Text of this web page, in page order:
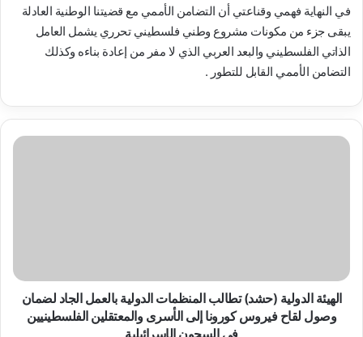
في النهاية فهمي وقناعتي أن التضامن الأممي مع قضيتنا الوطنية العادلة
يبقى جزء من مكونات مشروع وطني فلسطيني تحرري يشمل العامل
الذاتي الفلسطيني والبعد العربي الذي لا مفر من إعادة بناءه وكذلك
التضامن الأممي القابل للتطور .
الهيئة
لضمان
وصول
لقاح
الهيئة الدولية (حشد) تطالب المنظمات الدولية بالعمل الجاد لضمان
وصول لقاح فيروس كورونا إلى الأسرى والمعتقلين الفلسطينيين